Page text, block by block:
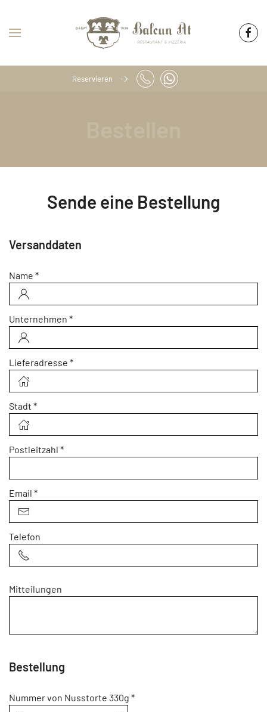
Skip to main content
Reservieren
Sende eine Bestellung
Versanddaten
Name *
Unternehmen *
Lieferadresse *
Stadt *
Postleitzahl *
Email *
Telefon
Mitteilungen
Bestellung
Nummer von Nusstorte 330g *